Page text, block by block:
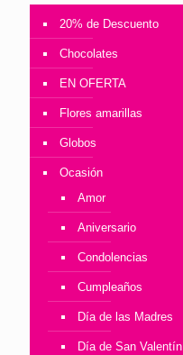
20% de Descuento
Chocolates
EN OFERTA
Flores amarillas
Globos
Ocasión
Amor
Aniversario
Condolencias
Cumpleaños
Día de las Madres
Día de San Valentín